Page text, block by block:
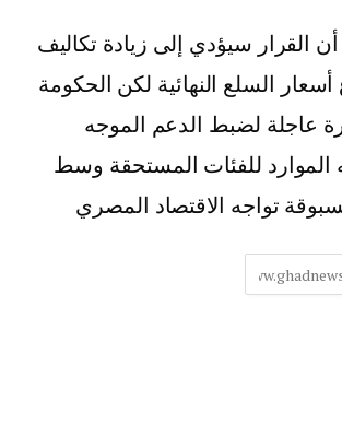
القرار سيؤدي إلى زيادة تكاليف
أسعار السلع النهائية لكن الحكومة
عاجلة لضبط الدعم الموجه
الموارد للفئات المستحقة وسط
تواجه الاقتصاد المصري